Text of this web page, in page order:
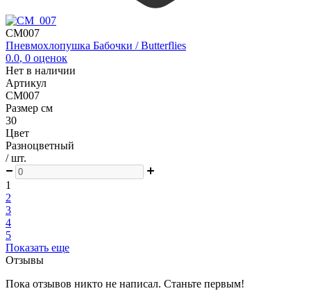
CM007
Пневмохлопушка Бабочки / Butterflies
0.0, 0 оценок
Нет в наличии
Артикул
CM007
Размер см
30
Цвет
Разноцветный
/ шт.
1
2
3
4
5
Показать еще
Отзывы
Пока отзывов никто не написал. Станьте первым!